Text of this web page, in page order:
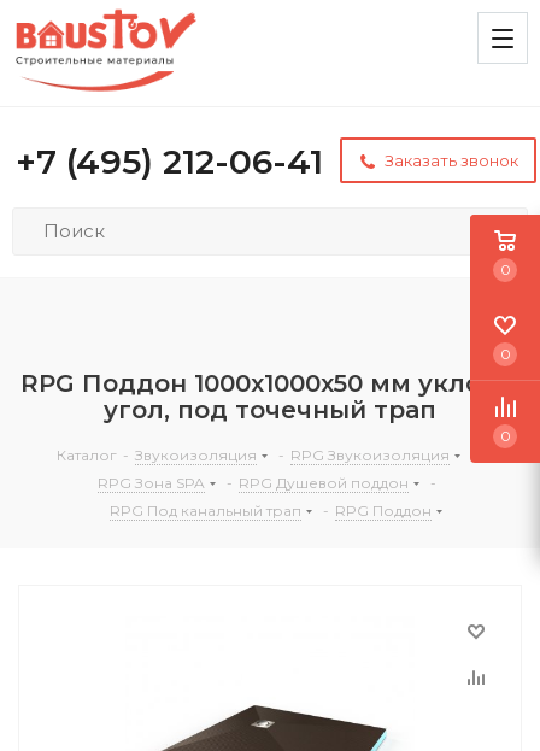
+7 (495) 212-06-41 Заказать звонок
RPG Поддон 1000х1000х50 мм уклон в
угол, под точечный трап
Каталог - Звукоизоляция - RPG Звукоизоляция
RPG Зона SPA
- RPG Душевой поддон
-
RPG Под канальный трап
- RPG Поддон
0
0
0